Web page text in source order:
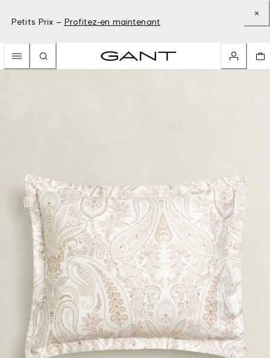
Petits Prix – Profitez-en maintenant